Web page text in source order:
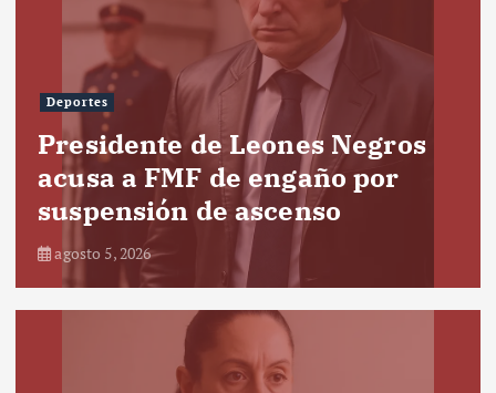
Deportes
Presidente de Leones Negros
acusa a FMF de engaño por
suspensión de ascenso
agosto 5, 2026